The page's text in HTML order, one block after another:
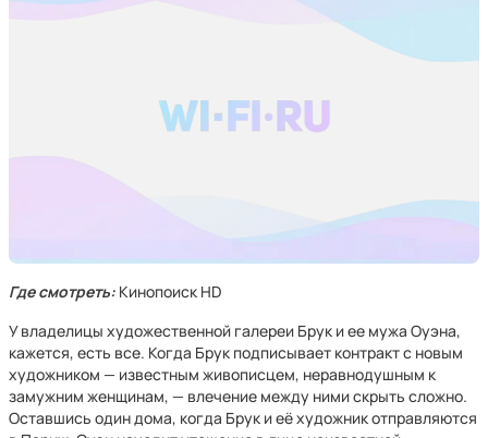
Где смотреть: Кинопоиск HD
У владелицы художественной галереи Брук и ее мужа Оуэна,
кажется, есть все. Когда Брук подписывает контракт с новым
художником — известным живописцем, неравнодушным к
замужним женщинам, — влечение между ними скрыть сложно.
Оставшись один дома, когда Брук и её художник отправляются